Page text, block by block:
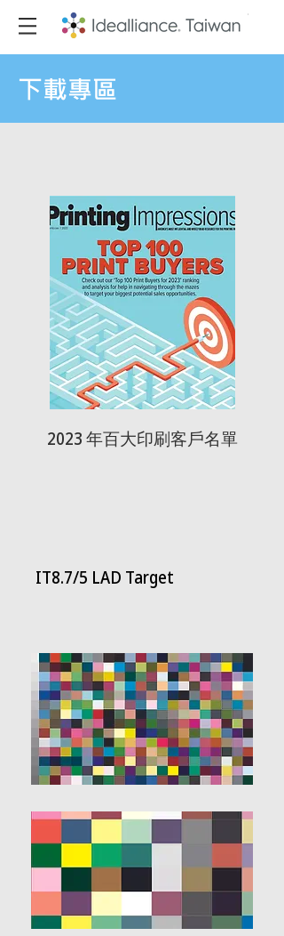
​下載專區
2023 年百大印刷客戶名單
IT8.7/5 LAD Target